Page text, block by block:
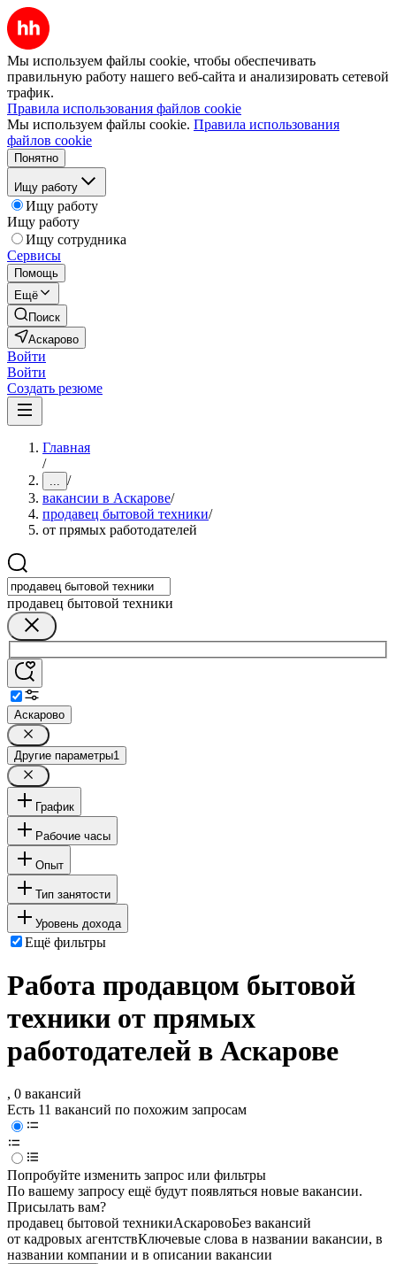
Мы используем файлы cookie, чтобы обеспечивать
правильную работу нашего веб-сайта и анализировать сетевой
трафик.
Правила использования файлов cookie
Мы используем файлы cookie. Правила использования
файлов cookie
Понятно
Ищу работу
Ищу работу
Ищу работу
Ищу сотрудника
Сервисы
Помощь
Ещё
Поиск
Аскарово
Войти
Войти
Создать резюме
Главная
/
... /
вакансии в Аскарове/
продавец бытовой техники/
от прямых работодателей
продавец бытовой техники
Аскарово
Другие параметры1
График
Рабочие часы
Опыт
Тип занятости
Уровень дохода
Ещё фильтры
Работа продавцом бытовой
техники от прямых
работодателей в Аскарове
, 0 вакансий
Есть 11 вакансий по похожим запросам
Попробуйте изменить запрос или фильтры
По вашему запросу ещё будут появляться новые вакансии.
Присылать вам?
продавец бытовой техникиАскаровоБез вакансий
от кадровых агентствКлючевые слова в названии вакансии, в
названии компании и в описании вакансии